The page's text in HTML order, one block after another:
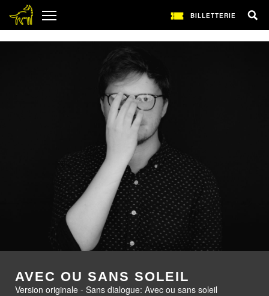
BILLETTERIE
AVEC OU SANS SOLEIL
Version originale - Sans dialogue: Avec ou sans soleil